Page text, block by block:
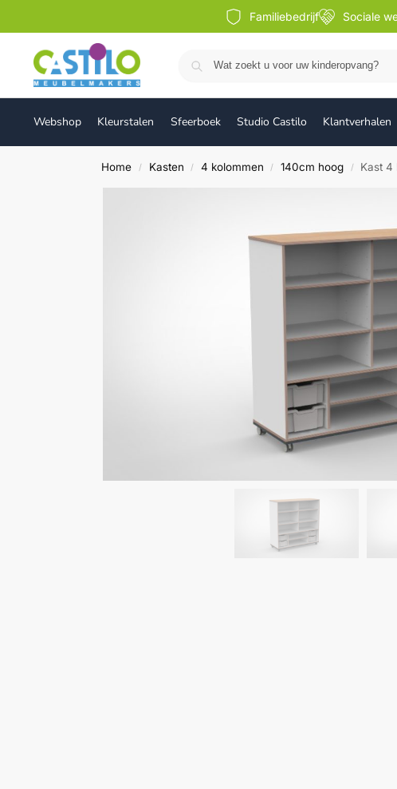
Familiebedrijf Sociale
Webshop Kleurstalen Sfeerboek Studio Castilo Klantverhalen
Home / Kasten / 4 kolommen / 140cm hoog / Kast 4